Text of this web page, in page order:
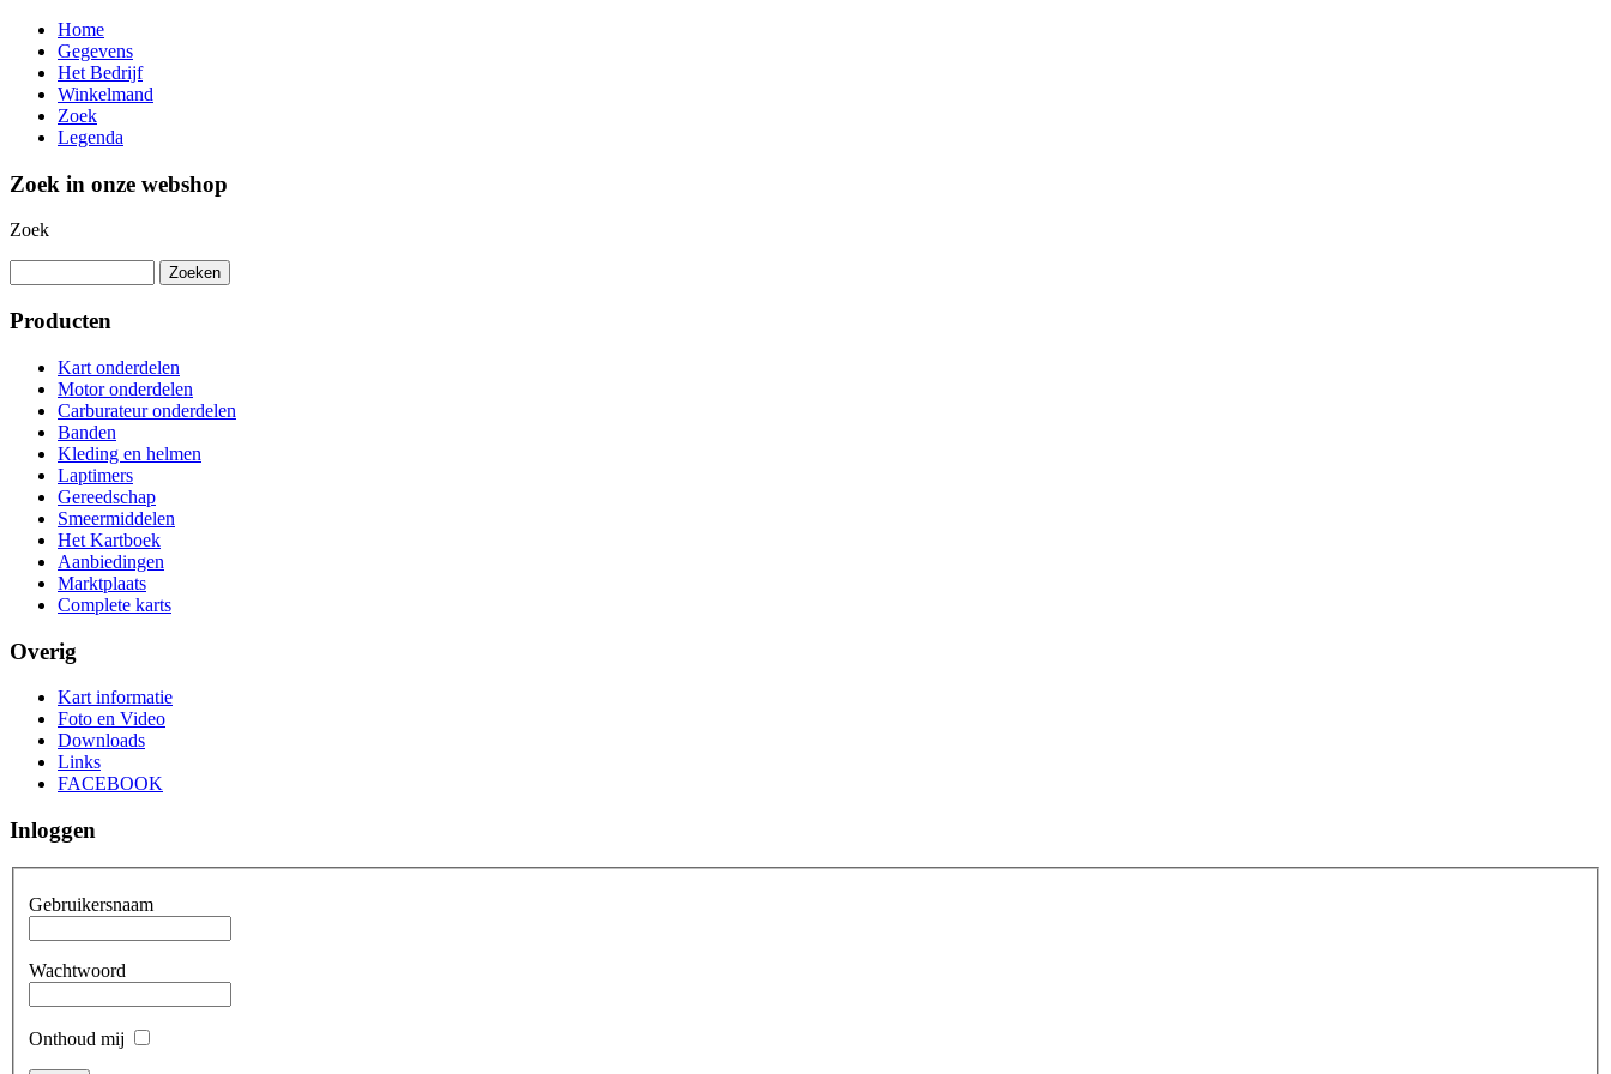
Home
Gegevens
Het Bedrijf
Winkelmand
Zoek
Legenda
Zoek in onze webshop
Zoek
Producten
Kart onderdelen
Motor onderdelen
Carburateur onderdelen
Banden
Kleding en helmen
Laptimers
Gereedschap
Smeermiddelen
Het Kartboek
Aanbiedingen
Marktplaats
Complete karts
Overig
Kart informatie
Foto en Video
Downloads
Links
FACEBOOK
Inloggen
Gebruikersnaam
Wachtwoord
Onthoud mij